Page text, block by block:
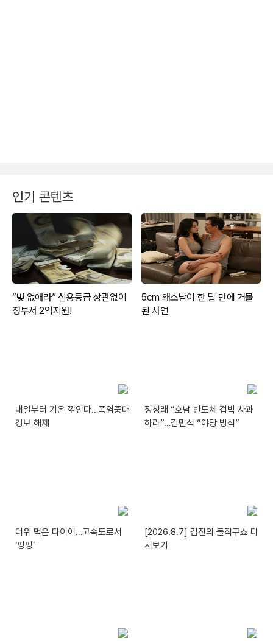
인기 콘텐츠
내일부터 기온 꺾인다…폭염중대
경보 해제
정청래 “호남 반도체 겁박 사과
하라”…김민석 “야당 방식”
더위 먹은 타이어…고속도로서
‘펑펑’
[2026.8.7] 김진의 돌직구쇼 다
시보기